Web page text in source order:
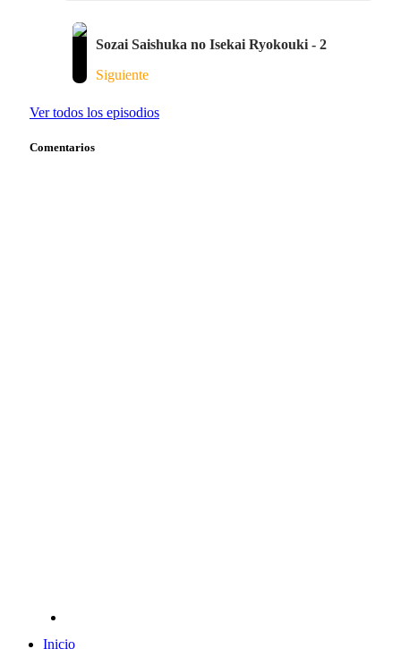
Sozai Saishuka no Isekai Ryokouki - 2
Siguiente
Ver todos los episodios
Comentarios
Inicio